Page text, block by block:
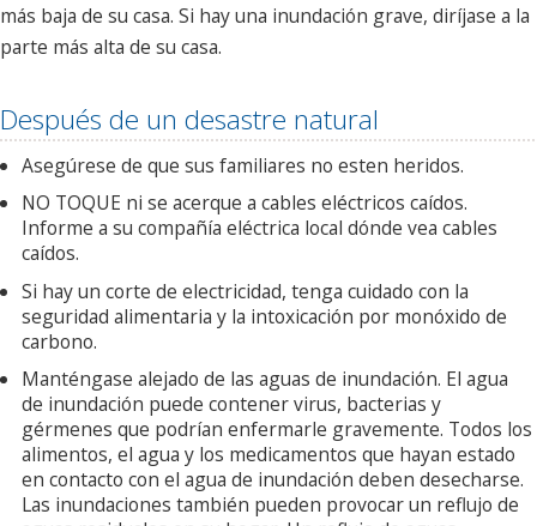
más baja de su casa. Si hay una inundación grave, diríjase a la
parte más alta de su casa.
Después de un desastre natural
Asegúrese de que sus familiares no esten heridos.
NO TOQUE ni se acerque a cables eléctricos caídos.
Informe a su compañía eléctrica local dónde vea cables
caídos.
Si hay un corte de electricidad, tenga cuidado con la
seguridad alimentaria y la intoxicación por monóxido de
carbono.
Manténgase alejado de las aguas de inundación. El agua
de inundación puede contener virus, bacterias y
gérmenes que podrían enfermarle gravemente. Todos los
alimentos, el agua y los medicamentos que hayan estado
en contacto con el agua de inundación deben desecharse.
Las inundaciones también pueden provocar un reflujo de